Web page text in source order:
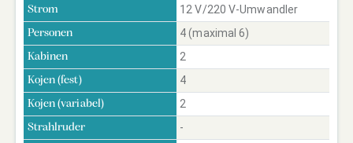
Strom 12 V/220 V-Umwandler
Personen 4 (maximal 6)
Kabinen 2
Kojen (fest) 4
Kojen (variabel) 2
Strahlruder -